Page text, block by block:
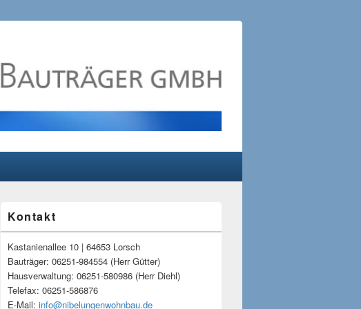
Seitenleisten-
Widgetbereich
Kontakt
Kastanienallee 10 | 64653 Lorsch
Bauträger: 06251-984554 (Herr Gütter)
Hausverwaltung: 06251-580986 (Herr Diehl)
Telefax: 06251-586876
E-Mail: info@nibelungenwohnbau.de